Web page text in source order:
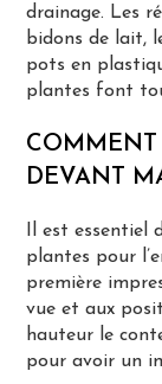
drainage. Les
bidons de lait,
pots en
plantes font
COMMENT
DEVANT
Il est essentiel
plantes pour
première
vue et aux
hauteur le
pour avoir un